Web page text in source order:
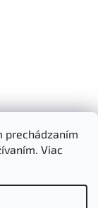
prechádzaním
Viac